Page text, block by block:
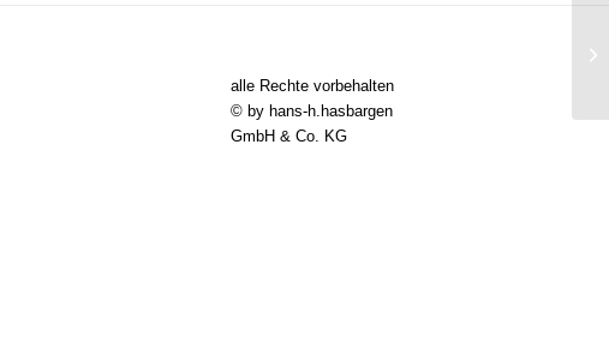
alle Rechte vorbehalten
© by hans-h.hasbargen
GmbH & Co. KG